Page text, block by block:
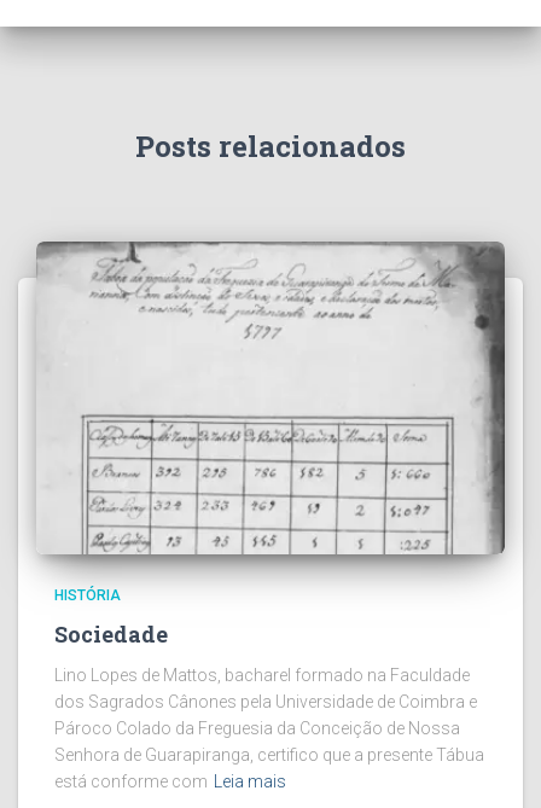
Posts relacionados
HISTÓRIA
Sociedade
Lino Lopes de Mattos, bacharel formado na Faculdade
dos Sagrados Cânones pela Universidade de Coimbra e
Pároco Colado da Freguesia da Conceição de Nossa
Senhora de Guarapiranga, certifico que a presente Tábua
está conforme com
Leia mais